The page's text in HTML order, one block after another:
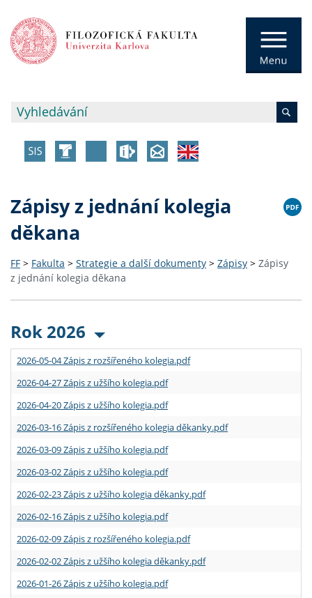
Zápisy z jednání kolegia
děkana
FF > Fakulta > Strategie a další dokumenty > Zápisy > Zápisy
z jednání kolegia děkana
Rok 2026
2026-05-04 Zápis z rozšířeného kolegia.pdf
2026-04-27 Zápis z užšího kolegia.pdf
2026-04-20 Zápis z užšího kolegia.pdf
2026-03-16 Zápis z rozšířeného kolegia děkanky.pdf
2026-03-09 Zápis z užšího kolegia.pdf
2026-03-02 Zápis z užšího kolegia.pdf
2026-02-23 Zápis z užšího kolegia děkanky.pdf
2026-02-16 Zápis z užšího kolegia.pdf
2026-02-09 Zápis z rozšířeného kolegia.pdf
2026-02-02 Zápis z užšího kolegia děkanky.pdf
2026-01-26 Zápis z užšího kolegia.pdf